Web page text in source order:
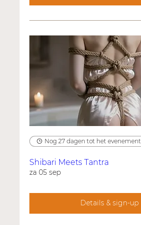
Nog 27 dagen tot het evenement
Shibari Meets Tantra
za 05 sep
Details & sign-up